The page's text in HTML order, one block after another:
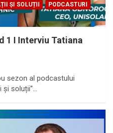
ȘI SOLUȚII
PODCASTURI
1 I Interviu Tatiana
sezon al podcastului
și soluții”…